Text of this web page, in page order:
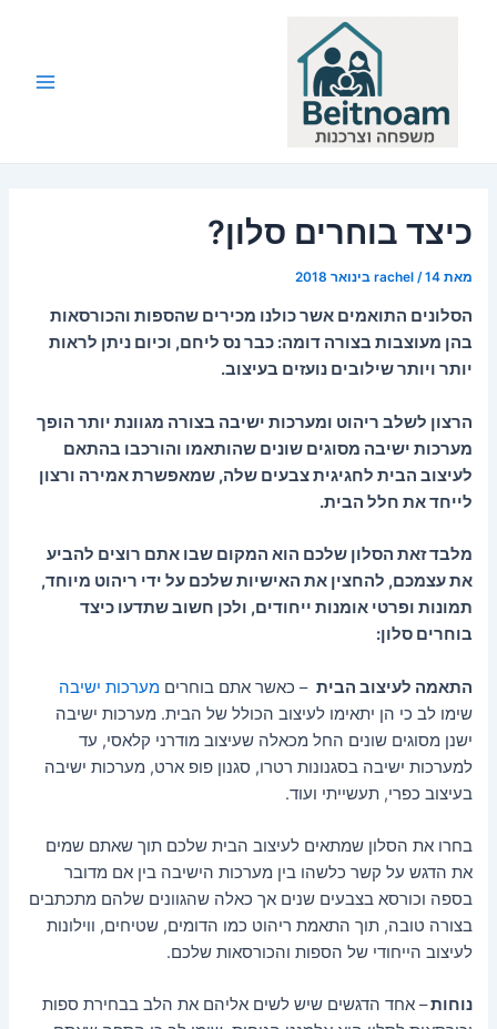
כיצד בוחרים סלון?
מאת rachel /14 בינואר 2018
הסלונים התואמים אשר כולנו מכירים שהספות והכורסאות
בהן מעוצבות בצורה דומה: כבר נס ליחם, וכיום ניתן לראות
יותר ויותר שילובים נועזים בעיצוב.
הרצון לשלב ריהוט ומערכות ישיבה בצורה מגוונת יותר הופך
מערכות ישיבה מסוגים שונים שהותאמו והורכבו בהתאם
לעיצוב הבית לחגיגית צבעים שלה, שמאפשרת אמירה ורצון
לייחד את חלל הבית.
מלבד זאת הסלון שלכם הוא המקום שבו אתם רוצים להביע
את עצמכם, להחצין את האישיות שלכם על ידי ריהוט מיוחד,
תמונות ופרטי אומנות ייחודים, ולכן חשוב שתדעו כיצד
בוחרים סלון:
התאמה לעיצוב הבית – כאשר אתם בוחריםמערכות ישיבה
שימו לב כי הן יתאימו לעיצוב הכולל של הבית. מערכות ישיבה
ישנן מסוגים שונים החל מכאלה שעיצוב מודרני קלאסי, עד
למערכות ישיבה בסגנונות רטרו, סגנון פופ ארט, מערכות ישיבה
בעיצוב כפרי, תעשייתי ועוד.
בחרו את הסלון שמתאים לעיצוב הבית שלכם תוך שאתם שמים
את הדגש על קשר כלשהו בין מערכות הישיבה בין אם מדובר
בספה וכורסא בצבעים שנים אך כאלה שהגוונים שלהם מתכתבים
בצורה טובה, תוך התאמת ריהוט כמו הדומים, שטיחים, ווילונות
לעיצוב הייחודי של הספות והכורסאות שלכם.
נוחות– אחד הדגשים שיש לשים אליהם את הלב בבחירת ספות